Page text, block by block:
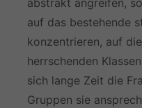
abstrakt angreifen,
auf das bestehende
konzentrieren, auf
herrschenden
sich lange Zeit die
Gruppen sie